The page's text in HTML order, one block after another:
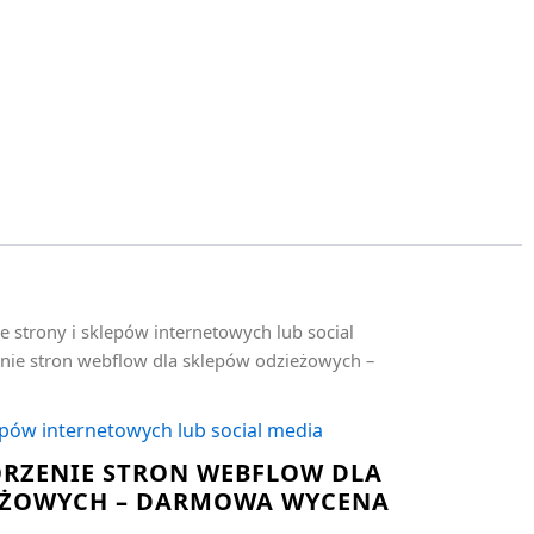
strony i sklepów internetowych lub social
stron webflow dla sklepów odzieżowych –
internetowych lub social media
STRON WEBFLOW DLA
– DARMOWA WYCENA